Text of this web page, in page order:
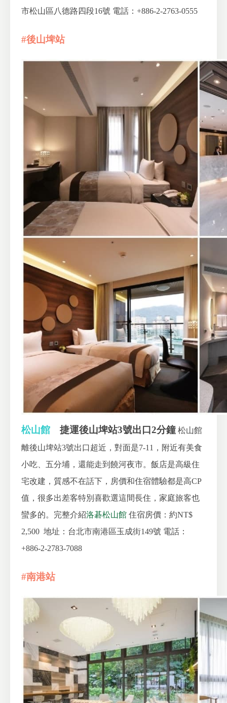
市松山區八德路四段16號 電話：+886-2-2763-0555
#後山埤站
松山館 捷運後山埤站3號出口2分鐘 松山館
離後山埤站3號出口超近，對面是7-11，附近有美食
小吃、五分埔，還能走到饒河夜市。飯店是高級住
宅改建，質感不在話下，房價和住宿體驗都是高CP
值，很多出差客特別喜歡選這間長住，家庭旅客也
蠻多的。完整介紹洛碁松山館 住宿房價：約NT$
2,500 地址：台北市南港區玉成街149號 電話：
+886-2-2783-7088
#南港站